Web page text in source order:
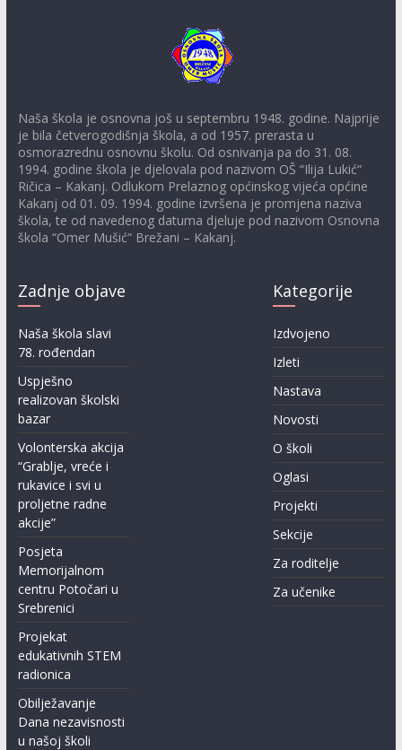
Naša škola je osnovna još u septembru 1948. godine. Najprije
je bila četverogodišnja škola, a od 1957. prerasta u
osmorazrednu osnovnu školu. Od osnivanja pa do 31. 08.
1994. godine škola je djelovala pod nazivom OŠ “Ilija Lukić“
Ričica – Kakanj. Odlukom Prelaznog općinskog vijeća općine
Kakanj od 01. 09. 1994. godine izvršena je promjena naziva
škola, te od navedenog datuma djeluje pod nazivom Osnovna
škola “Omer Mušić“ Brežani – Kakanj.
Zadnje objave
Naša škola slavi
78. rođendan
Uspješno
realizovan školski
bazar
Volonterska akcija
“Grablje, vreće i
rukavice i svi u
proljetne radne
akcije”
Posjeta
Memorijalnom
centru Potočari u
Srebrenici
Projekat
edukativnih STEM
radionica
Obilježavanje
Dana nezavisnosti
u našoj školi
Kategorije
Izdvojeno
Izleti
Nastava
Novosti
O školi
Oglasi
Projekti
Sekcije
Za roditelje
Za učenike